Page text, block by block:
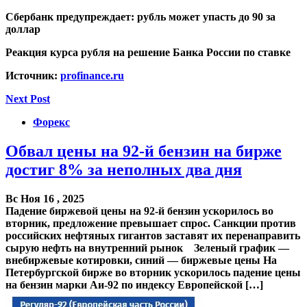
Сбербанк предупреждает: рубль может упасть до 90 за
доллар
Реакция курса рубля на решение Банка России по ставке
Источник: profinance.ru
Next Post
Форекс
Обвал цены на 92-й бензин на бирже
достиг 8% за неполных два дня
Вс Ноя 16 , 2025
Падение биржевой цены на 92-й бензин ускорилось во
вторник, предложение превышает спрос. Санкции против
российских нефтяных гигантов заставят их перенаправить
сырую нефть на внутренний рынок Зеленый график —
внебиржевые котировки, синий — биржевые цены На
Петербургской бирже во вторник ускорилось падение цены
на бензин марки Аи-92 по индексу Европейской […]